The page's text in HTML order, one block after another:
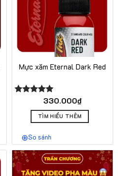
Mực xăm Eternal Dark Red
Được xếp330.000₫
TÌM HIỂU THÊM
So sánh